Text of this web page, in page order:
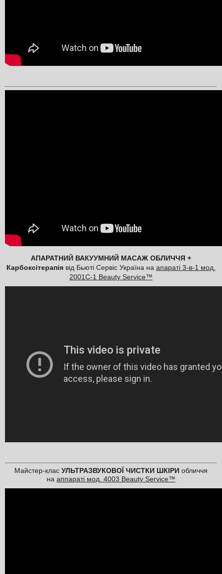
АПАРАТНИЙ ВАКУУМНИЙ МАСАЖ ОБЛИЧЧЯ +
Карбоксітерапія від Бьюті Сервіс Україна на апараті 3-в-1 мод.
2001С-1 Beauty Service™
Майстер-клас УЛЬТРАЗВУКОВОЇ ЧИСТКИ ШКІРИ обличчя
на аппараті мод. 4003 Beauty Service™